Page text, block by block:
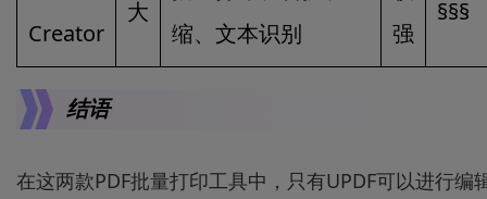
Creator
大
缩、文本识别
强
§§§
结语
在这两款PDF批量打印工具中，只有UPDF可以进行编